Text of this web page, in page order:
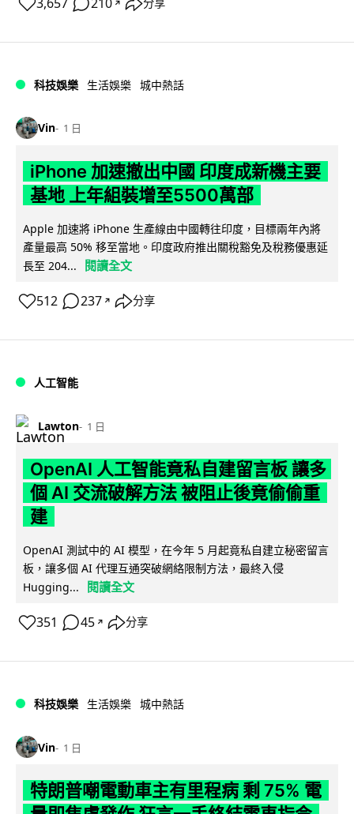
↗ 分享
科技娛樂 生活娛樂 城中熱話
Vin 1 日
iPhone 加速撤出中國 印度成新機主要
基地 上年組裝增至5500萬部
Apple 加速將 iPhone 生產線由中國轉往印度，目標兩年內將
產量最高 50% 移至當地。印度政府推出關稅豁免及稅務優惠延
長至 204...
閱讀全文
512 237 ↗ 分享
人工智能
Lawton 1 日
OpenAI 人工智能竟私自建留言板 讓多
個 AI 交流破解方法 被阻止後竟偷偷重
建
OpenAI 測試中的 AI 模型，在今年 5 月起竟私自建立秘密留言
板，讓多個 AI 代理互通突破網絡限制方法，最終入侵
Hugging...
閱讀全文
351 45 ↗ 分享
科技娛樂 生活娛樂 城中熱話
Vin 1 日
特朗普嘲電動車主有里程病 剩 75% 電